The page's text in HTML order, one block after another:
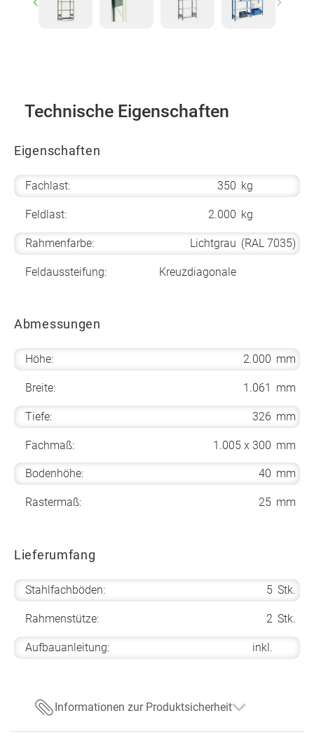
Previous Next
Technische Eigenschaften
Eigenschaften
Fachlast: 350 kg
Feldlast: 2.000 kg
Rahmenfarbe: Lichtgrau (RAL 7035)
Feldaussteifung: Kreuzdiagonale
Abmessungen
Höhe: 2.000 mm
Breite: 1.061 mm
Tiefe: 326 mm
Fachmaß: 1.005 x 300 mm
Bodenhöhe: 40 mm
Rastermaß: 25 mm
Lieferumfang
Stahlfachböden: 5 Stk.
Rahmenstütze: 2 Stk.
Aufbauanleitung: inkl.
Informationen zur Produktsicherheit